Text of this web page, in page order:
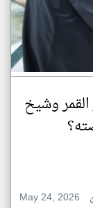
وشيخ
May 24, 2026